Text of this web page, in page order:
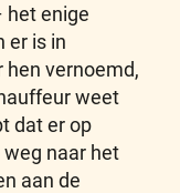
het enige
er is in
vernoemd,
weet
dat er op
naar het
aan de